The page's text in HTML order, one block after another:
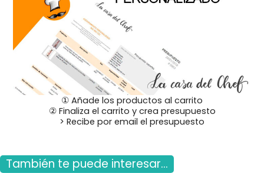
① Añade los productos al carrito
② Finaliza el carrito y crea presupuesto
> Recibe por email el presupuesto
También te puede interesar...